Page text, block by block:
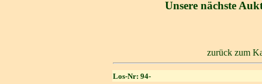
Unsere nächste
zurück zum
Los-Nr: 94-